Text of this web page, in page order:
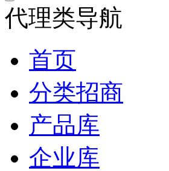
代理类导航
首页
分类招商
产品库
企业库